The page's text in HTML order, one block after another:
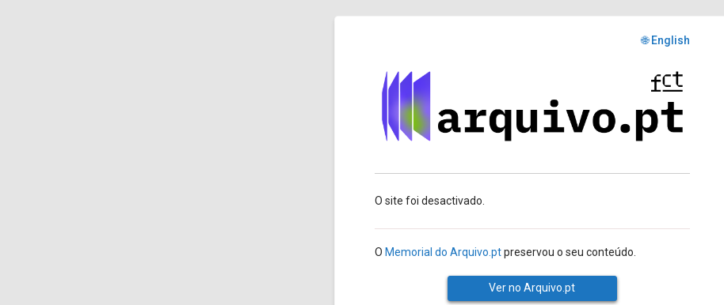
🌐 English
O site foi desactivado.
O Memorial do Arquivo.ptpreservou o seu conteúdo.
Ver no Arquivo.pt